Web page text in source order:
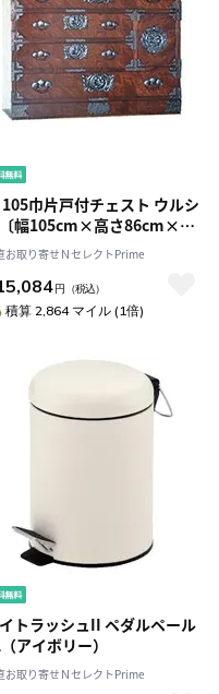
巾片戸付チェスト ウルシ
幅105cm×高さ86cm×奥
〕
お取り寄せＮセレクトPrime
円 （税込）
積算 2,864 マイル (1倍)
トラッシュII ペダルペール
アイボリー）
お取り寄せＮセレクトPrime